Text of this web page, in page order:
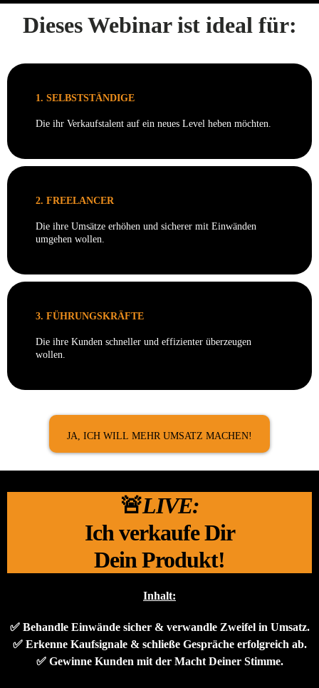
Dieses Webinar ist ideal für:
1. SELBSTSTÄNDIGE
Die ihr Verkaufstalent auf ein neues Level heben möchten.
2. FREELANCER
Die ihre Umsätze erhöhen und sicherer mit Einwänden
umgehen wollen.
3. FÜHRUNGSKRÄFTE
Die ihre Kunden schneller und effizienter überzeugen
wollen.
JA, ICH WILL MEHR UMSATZ MACHEN!
🚨LIVE:
Ich verkaufe Dir
Dein Produkt!
Inhalt:
✅ Behandle Einwände sicher & verwandle Zweifel in Umsatz.
✅ Erkenne Kaufsignale & schließe Gespräche erfolgreich ab.
✅ Gewinne Kunden mit der Macht Deiner Stimme.